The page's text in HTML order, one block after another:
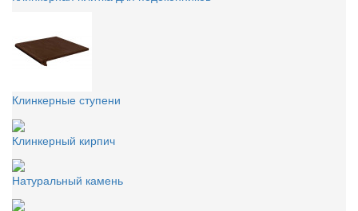
Клинкерные ступени
Клинкерный кирпич
Натуральный камень